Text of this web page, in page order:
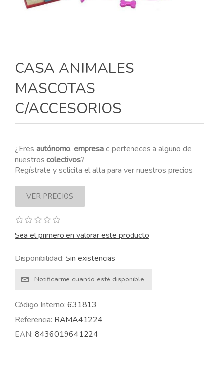
CASA ANIMALES
MASCOTAS
C/ACCESORIOS
¿Eres autónomo, empresao perteneces a alguno de
nuestros colectivos?
Regístrate y solicita el alta para ver nuestros precios
Sea el primero en valorar este producto
Disponibilidad: Sin existencias
Código Interno: 631813
Referencia: RAMA41224
EAN: 8436019641224